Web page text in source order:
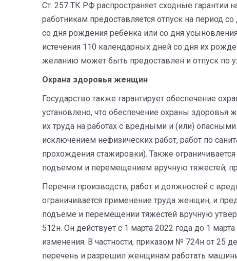
Ст. 257 ТК РФ распространяет сходные гарантии
работникам предоставляется отпуск на период
со дня рождения ребенка или со дня
истечения 110 календарных дней со дня их
желанию может быть предоставлен и отпуск по
Охрана здоровья женщин
Государство также гарантирует обеспечение
установлено, что обеспечение охраны здоровья
их труда на работах с вредными и (или)
исключением нефизических работ, работ по
прохождения стажировки). Также
подъемом и перемещением вручную тяжестей,
Перечни производств, работ и должностей с
ограничивается применение труда женщин, и
подъеме и перемещении тяжестей вручную
512н. Он действует с 1 марта 2022 года до 1
изменения. В частности, приказом № 724н от 25
перечень и разрешил женщинам работать